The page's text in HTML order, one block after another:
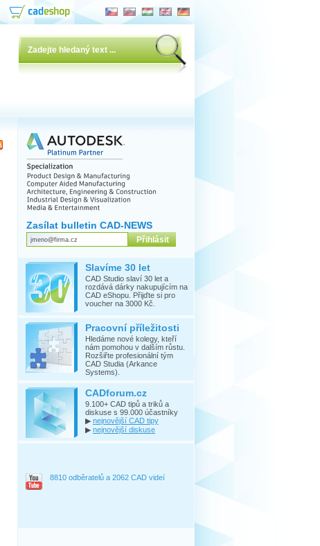
Zasílat bulletin CAD-NEWS
Slavíme 30 let
CAD Studio slaví 30 let a
rozdává dárky nakupujícím na
CAD eShopu. Přijďte si pro
voucher na 3000 Kč.
Pracovní příležitosti
Hledáme nové kolegy, kteří
nám pomohou v dalším růstu.
Rozšiřte profesionální tým
CAD Studia (Arkance
Systems).
CADforum.cz
9.100+ CAD tipů a triků a
diskuse s 99.000 účastníky
▶ nejnovější CAD tipy
▶ nejnovější diskuse
8810 odběratelů a 2062 CAD videí